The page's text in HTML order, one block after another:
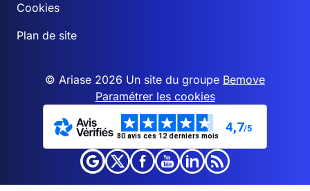
Cookies
Plan de site
© Ariase 2026 Un site du groupe Bemove
Paramétrer les cookies
80 avis ces 12 derniers mois
4,7/5